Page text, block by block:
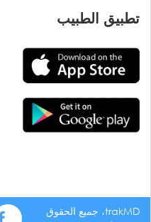
تطبيق الطبيب
trakMD، جميع الحقوق